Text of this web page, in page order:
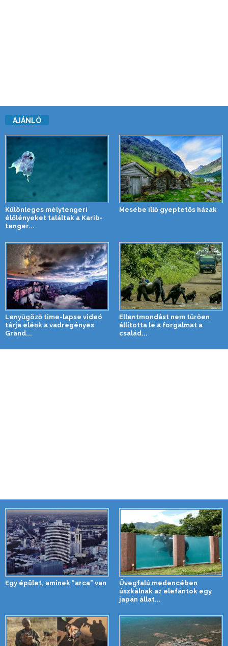
AJÁNLÓ
Különleges mélytengeri
élőlényeket találtak a Karib-
tenger...
Mesébe illő gyeptetős házak
Lenyűgöző time-lapse videó
tárja elénk a vadregényes
Grand...
Ellentmondást nem tűrően
állította le a forgalmat a
család...
Egy épület, aminek “arca” van
Üvegfalú medencében
úszkálnak az elefántok egy
japán állat...